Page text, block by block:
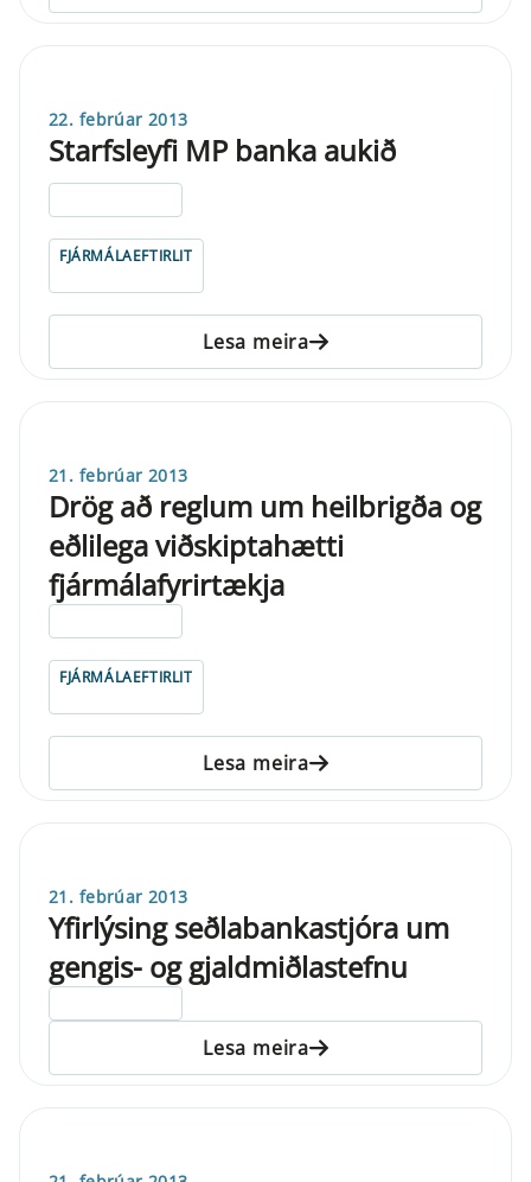
22. febrúar 2013
Starfsleyfi MP banka aukið
FJÁRMÁLAEFTIRLIT
Lesa meira
21. febrúar 2013
Drög að reglum um heilbrigða og
eðlilega viðskiptahætti
fjármálafyrirtækja
FJÁRMÁLAEFTIRLIT
Lesa meira
21. febrúar 2013
Yfirlýsing seðlabankastjóra um
gengis- og gjaldmiðlastefnu
Lesa meira